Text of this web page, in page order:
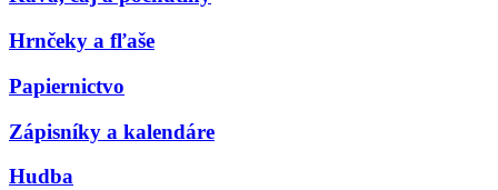
Hrnčeky a fľaše
Papiernictvo
Zápisníky a kalendáre
Hudba